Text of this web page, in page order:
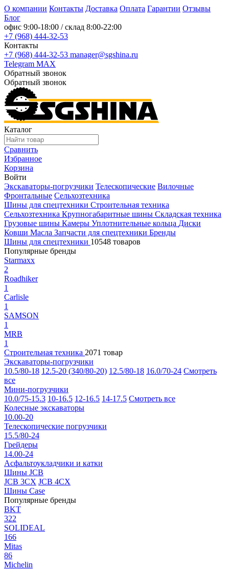
О компании Контакты Доставка Оплата Гарантии Отзывы
Блог
офис 9:00-18:00 / склад 8:00-22:00
+7 (968) 444-32-53
Контакты
+7 (968) 444-32-53 manager@sgshina.ru
Telegram MAX
Обратный звонок
Обратный звонок
Каталог
Сравнить
Избранное
Корзина
Войти
Экскаваторы-погрузчики Телескопические Вилочные
Фронтальные Сельхозтехника
Шины для спецтехники Строительная техника
Сельхозтехника Крупногабаритные шины Складская техника
Грузовые шины Камеры Уплотнительные кольца Диски
Ковши Масла Запчасти для спецтехники Бренды
Шины для спецтехники 10548 товаров
Популярные бренды
Starmaxx
2
Roadhiker
1
Carlisle
1
SAMSON
1
MRB
1
Строительная техника 2071 товар
Экскаваторы-погрузчики
10.5/80-18 12.5-20 (340/80-20) 12.5/80-18 16.0/70-24 Смотреть
все
Мини-погрузчики
10.0/75-15.3 10-16.5 12-16.5 14-17.5 Смотреть все
Колесные экскаваторы
10.00-20
Телескопические погрузчики
15.5/80-24
Грейдеры
14.00-24
Асфальтоукладчики и катки
Шины JCB
JCB 3CX JCB 4CX
Шины Case
Популярные бренды
BKT
322
SOLIDEAL
166
Mitas
86
Michelin